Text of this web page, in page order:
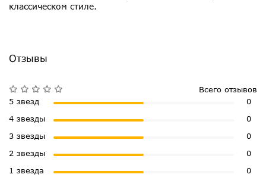
классическом стиле.
Отзывы
Всего отзывов
5 звезд
0
4 звезды
0
3 звезды
0
2 звезды
0
1 звезда
0